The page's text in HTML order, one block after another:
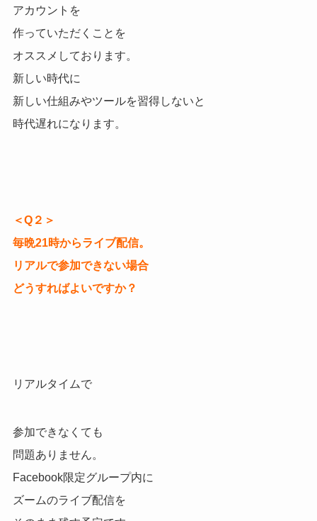
アカウントを
作っていただくことを
オススメしております。
新しい時代に
新しい仕組みやツールを習得しないと
時代遅れになります。
＜Q２＞
毎晩21時からライブ配信。
リアルで参加できない場合
どうすればよいですか？
リアルタイムで
参加できなくても
問題ありません。
Facebook限定グループ内に
ズームのライブ配信を